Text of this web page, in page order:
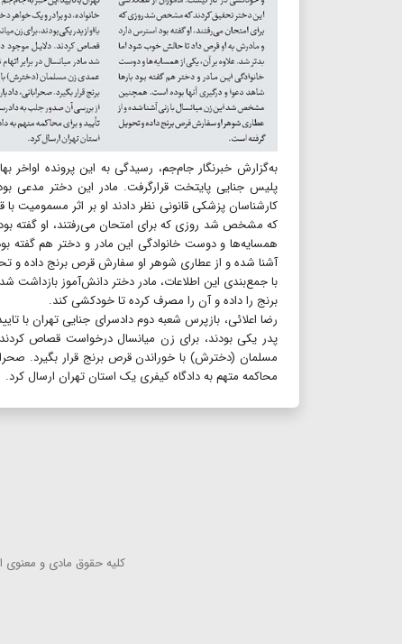
پلیس جنایی پایتخت قرارگرفت. مادر این دختر مدعی
کارشناسان پزشکی قانونی نظر دادند او بر اثر
که مشخص شد روزی که برای امتحان می‌رفتند، او گفته
همسایه‌ها و دوست خانوادگی این مادر و دختر هم گفته
آشنا شده و از عطاری شوهر او سفارش قرص برنج داده و
با جمع‌بندی این اطلاعات، مادر دختر دانش‌آموز
برنج را داده و آن را مصرف کرده تا خودکشی کند.
رضا اعلائی، بازپرس شعبه دوم دادسرای جنایی تهران با
پدر یکی بودند، برای زن میانسال درخواست قصاص
مسلمان (دخترش‌) با خوراندن قرص برنج قرار بگیرد.
محاکمه متهم به دادگاه کیفری یک استان تهران ارسال کرد.
كلیه حقوق مادی و معنوی